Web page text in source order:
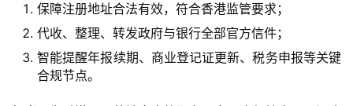
保障注册地址合法有效，符合香港监管要求；
代收、整理、转发政府与银行全部官方信件；
智能提醒年报续期、商业登记证更新、税务申报等关键
合规节点。